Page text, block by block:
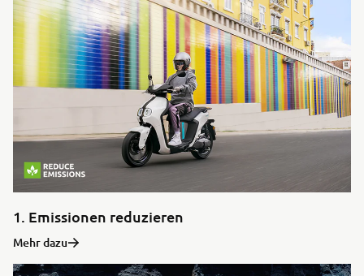
1. Emissionen reduzieren
Mehr dazu